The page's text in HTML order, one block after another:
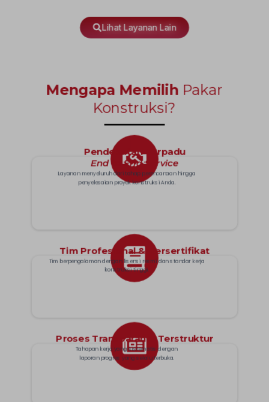
Lihat Layanan Lain
Mengapa Memilih Pakar
Konstruksi?
Pendekatan Terpadu
End to End Service
Layanan menyeluruh dari tahap perencanaan hingga
penyelesaian proyek konstruksi Anda.
Tim Profesional & Bersertifikat
Tim berpengalaman dengan lisensi resmidan standar kerja
konstruksi tinggi.
Proses Transparan & Terstruktur
Tahapan kerja yang sistematis dengan
laporan progres yang selalu terbuka.